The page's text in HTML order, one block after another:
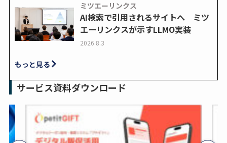
ミツエーリンクス
AI検索で引用されるサイトへ ミツ
エーリンクスが示すLLMO実装
2026.8.3
もっと見る
サービス資料ダウンロード